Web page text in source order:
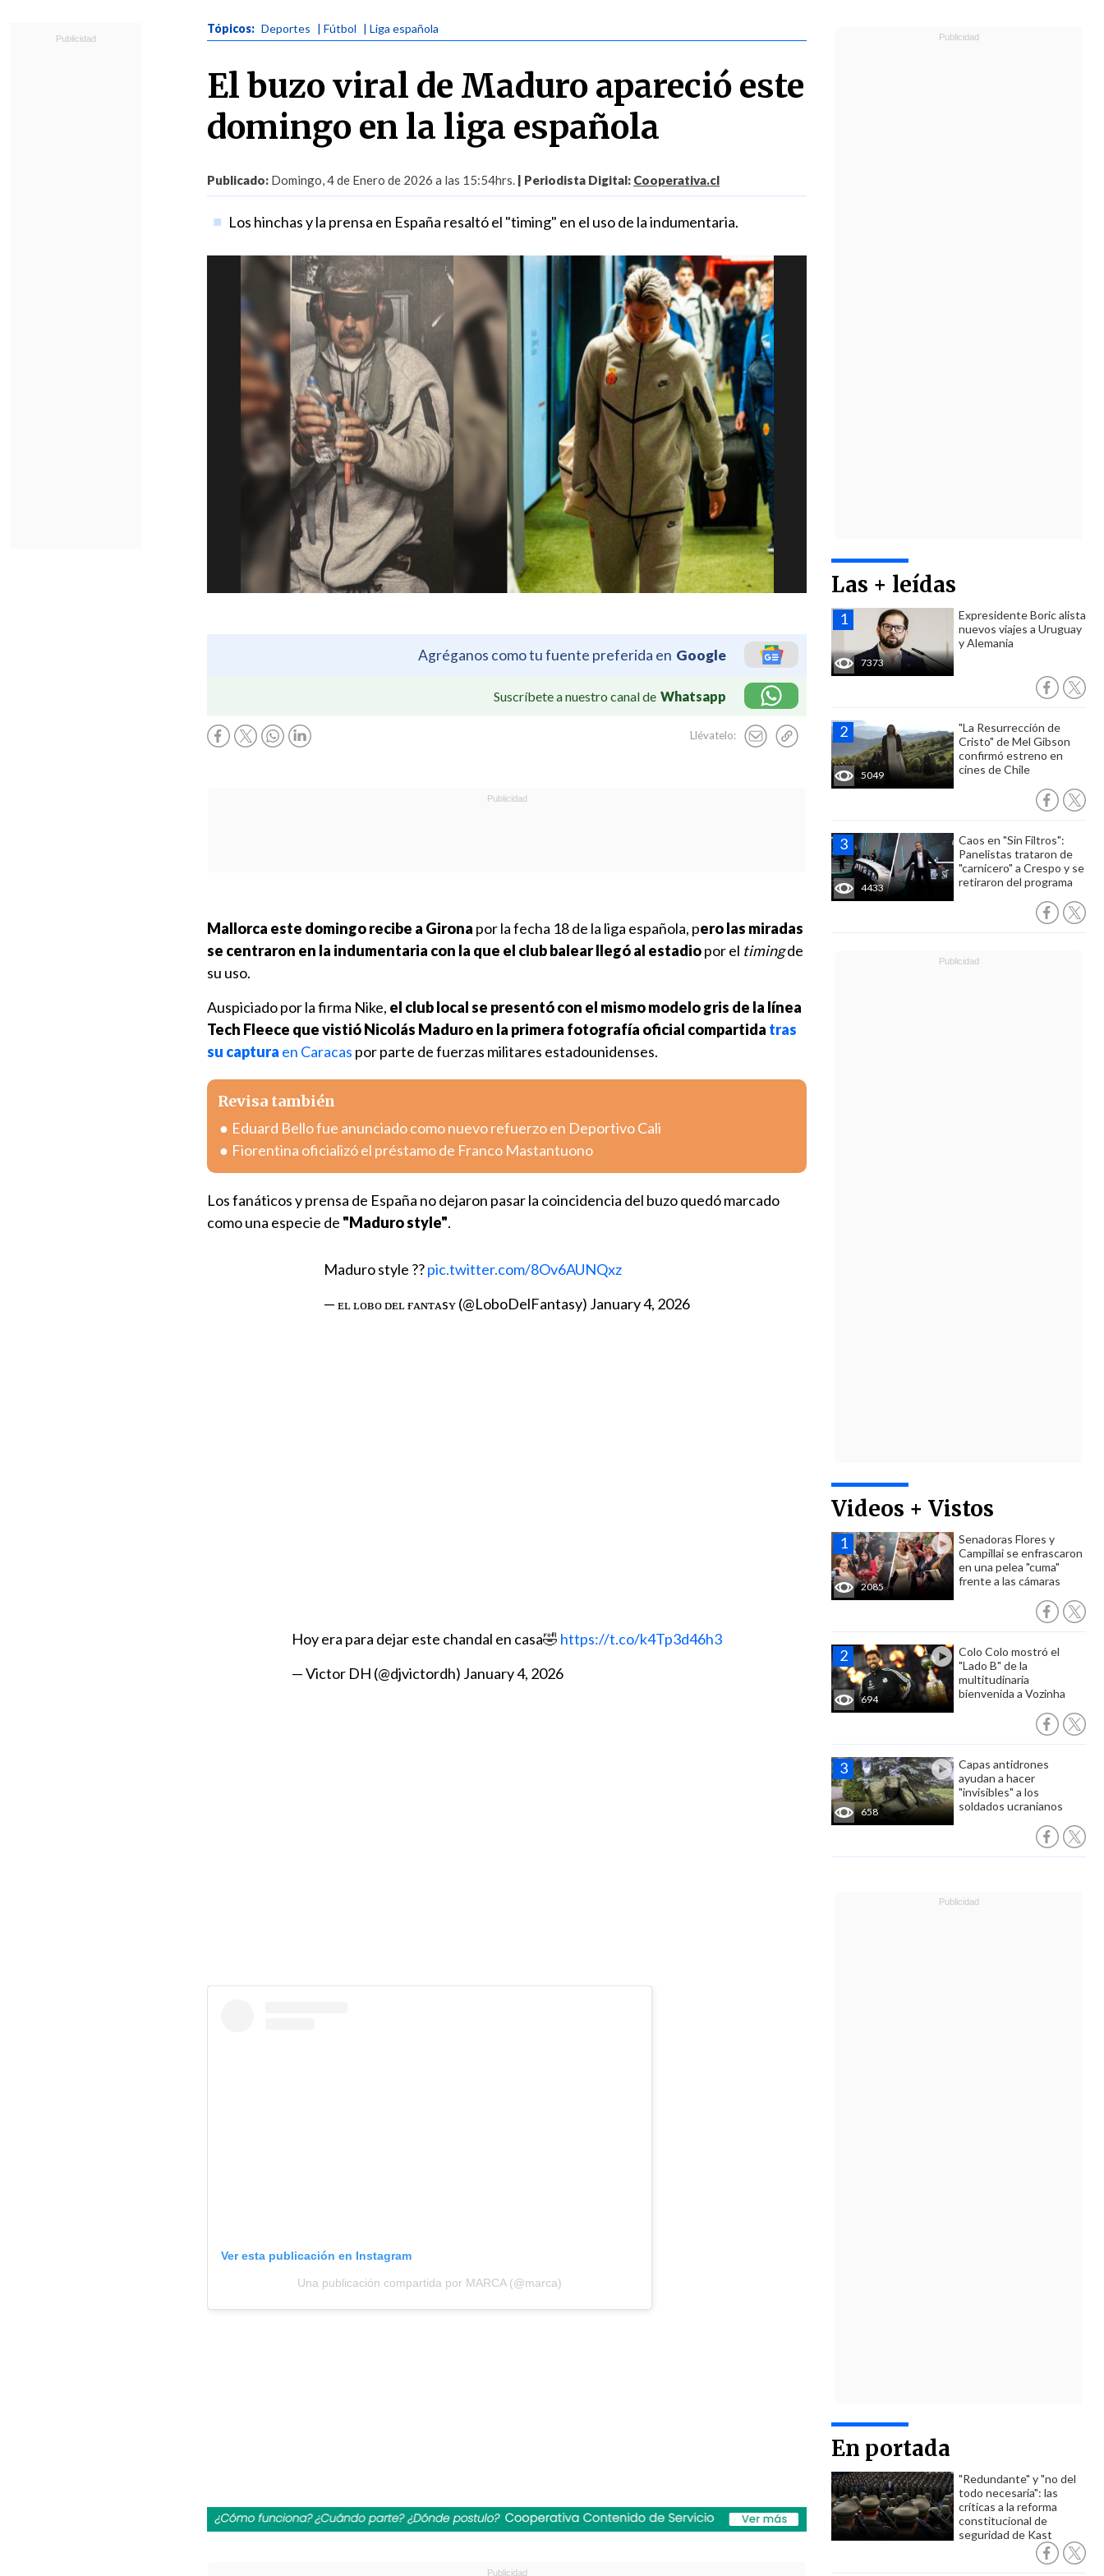
Tópicos: Deportes | Fútbol | Liga española
El buzo viral de Maduro apareció este
domingo en la liga española
Publicado: Domingo, 4 de Enero de 2026 a las 15:54hrs. | Periodista Digital: Cooperativa.cl
Los hinchas y la prensa en España resaltó el "timing" en el uso de la indumentaria.
Agréganos como tu fuente preferida en Google
Suscríbete a nuestro canal de Whatsapp
Llévatelo:
Las + leídas
7373
Expresidente Boric alista
nuevos viajes a Uruguay
y Alemania
5049
"La Resurrección de
Cristo" de Mel Gibson
confirmó estreno en
cines de Chile
4433
Caos en "Sin Filtros":
Panelistas trataron de
"carnicero" a Crespo y se
retiraron del programa
Videos + Vistos
2085
Senadoras Flores y
Campillai se enfrascaron
en una pelea "cuma"
frente a las cámaras
694
Colo Colo mostró el
"Lado B" de la
multitudinaria
bienvenida a Vozinha
658
Capas antidrones
ayudan a hacer
"invisibles" a los
soldados ucranianos
En portada
"Redundante" y "no del
todo necesaria": las
críticas a la reforma
constitucional de
seguridad de Kast
Mallorca este domingo recibe a Girona por la fecha 18 de la liga española, pero las miradas
se centraron en la indumentaria con la que el club balear llegó al estadiopor el timingde
su uso.
Auspiciado por la firma Nike, el club local se presentó con el mismo modelo gris de la línea
Tech Fleece que vistió Nicolás Maduro en la primera fotografía oficial compartida tras
su captura en Caracas por parte de fuerzas militares estadounidenses.
Revisa también
Eduard Bello fue anunciado como nuevo refuerzo en Deportivo Cali
Fiorentina oficializó el préstamo de Franco Mastantuono
Los fanáticos y prensa de España no dejaron pasar la coincidencia del buzo quedó marcado
como una especie de "Maduro style".
Maduro style ??pic.twitter.com/8Ov6AUNQxz
— ᴇʟ ʟᴏʙᴏ ᴅᴇʟ ғᴀɴᴛᴀsʏ (@LoboDelFantasy) January 4, 2026
Hoy era para dejar este chandal en casa🤣 https://t.co/k4Tp3d46h3
— Victor DH (@djvictordh) January 4, 2026
Ver esta publicación en Instagram
Una publicación compartida por MARCA (@marca)